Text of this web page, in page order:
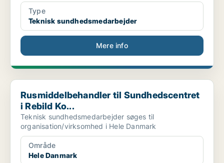
Type
Teknisk sundhedsmedarbejder
Mere info
Rusmiddelbehandler til Sundhedscentret i Rebild Ko...
Rusmiddelbehandler til Sundhedscentret
i Rebild Ko...
Teknisk sundhedsmedarbejder søges til
organisation/virksomhed i Hele Danmark
Område
Hele Danmark